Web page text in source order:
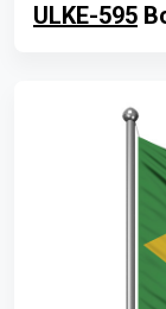
ULKE-595